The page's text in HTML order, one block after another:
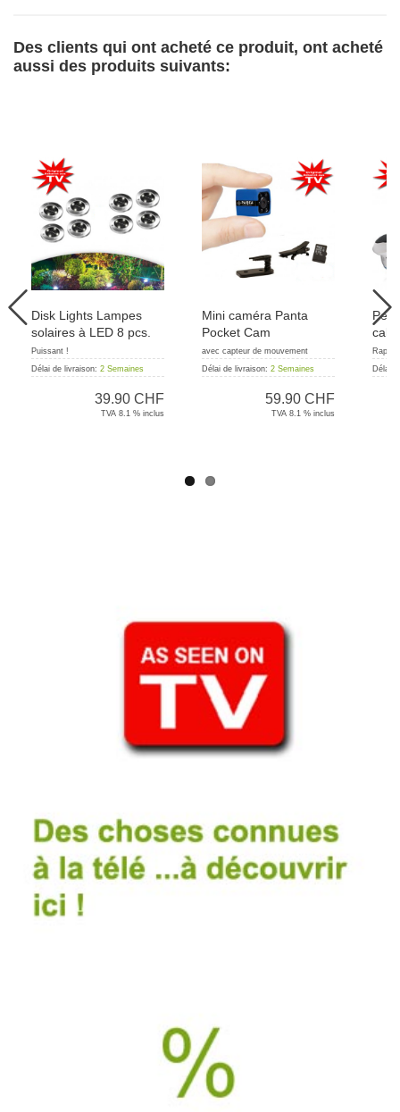
Des clients qui ont acheté ce produit, ont acheté
aussi des produits suivants:
Disk Lights Lampes
solaires à LED 8 pcs.
Puissant !
Délai de livraison: 2 Semaines
39.90 CHF
TVA 8.1 % inclus
Mini caméra Panta
Pocket Cam
avec capteur de mouvement
Délai de livraison: 2 Semaines
59.90 CHF
TVA 8.1 % inclus
Délai